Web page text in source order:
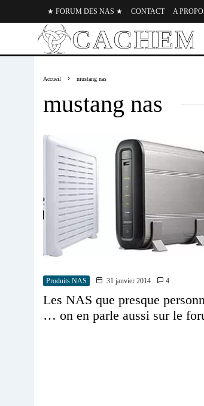
★ FORUM DES NAS ★ CONTACT A
Accueil mustang nas
mustang nas
Produits NAS 31 janvier 2014 4
Les NAS que presque
… on en parle aussi sur le